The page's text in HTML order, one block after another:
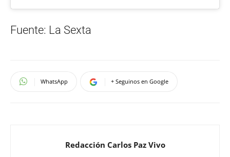
Fuente: La Sexta
WhatsApp + Seguinos en Google
Redacción Carlos Paz Vivo